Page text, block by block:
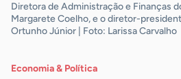
Diretora de Administração e Finanças
Margarete Coelho, e o diretor-
Ortunho Júnior | Foto: Larissa Carvalho
Economia & Política